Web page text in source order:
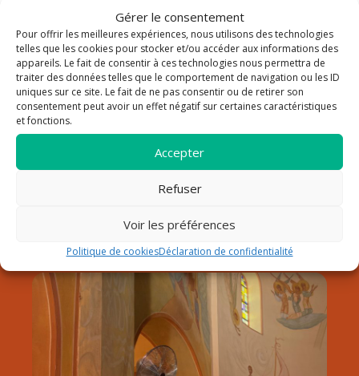
Gérer le consentement
Pour offrir les meilleures expériences, nous utilisons des technologies
telles que les cookies pour stocker et/ou accéder aux informations des
appareils. Le fait de consentir à ces technologies nous permettra de
traiter des données telles que le comportement de navigation ou les ID
uniques sur ce site. Le fait de ne pas consentir ou de retirer son
consentement peut avoir un effet négatif sur certaines caractéristiques
et fonctions.
Accepter
Refuser
Voir les préférences
Politique de cookiesDéclaration de confidentialité
La paroisse Saint Louis Roy
de France au Lavandou
Notre paroisse fait partie du doyenné de Hyères dans le
diocèse de Fréjus-Toulon. Elle est sous la responsabilité du